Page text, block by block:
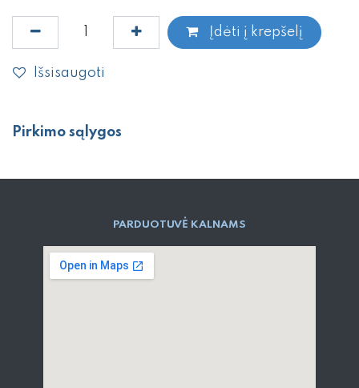
Įdėti į krepšelį
Išsisaugoti
Pirkimo sąlygos
PARD​UOTUVĖ​ KALNAMS